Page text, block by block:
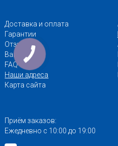
Доставка и оплата
Гарантии
Отзывы
Вакансии
FAQ
Наши адреса
Карта сайта
Приём заказов:
Ежедневно с 10:00 до 19:00